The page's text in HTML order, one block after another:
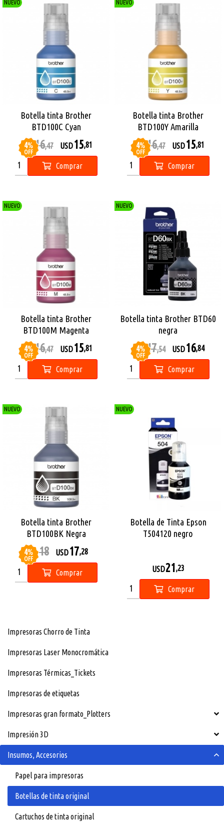
Impresoras Chorro de Tinta
Impresoras Laser Monocromática
Impresoras Térmicas_Tickets
Impresoras de etiquetas
Impresoras gran formato_Plotters
Impresión 3D
Insumos, Accesorios
Papel para impresoras
Botellas de tinta original
Cartuchos de tinta original
NUEVO
Botella tinta Brother
BTD100C Cyan
4%
OFF
USD16,47 USD15,81
Comprar
NUEVO
Botella tinta Brother
BTD100Y Amarilla
4%
OFF
USD16,47 USD15,81
Comprar
NUEVO
Botella tinta Brother
BTD100M Magenta
4%
OFF
USD16,47 USD15,81
Comprar
NUEVO
Botella tinta Brother BTD60
negra
4%
OFF
USD17,54 USD16,84
Comprar
NUEVO
Botella tinta Brother
BTD100BK Negra
4%
OFF
USD18 USD17,28
Comprar
NUEVO
Botella de Tinta Epson
T504120 negro
USD21 ,23
Comprar